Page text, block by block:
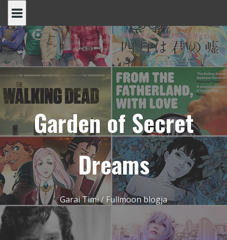
content
Garden of Secret
Dreams
Garai Timi / Fullmoon blogja